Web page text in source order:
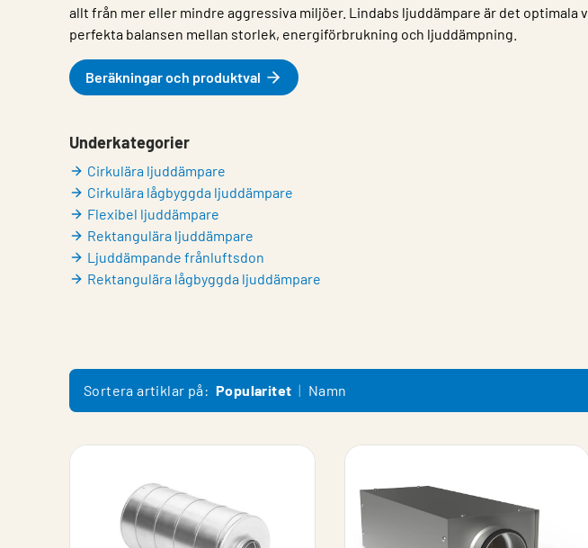
allt från mer eller mindre aggressiva miljöer. Lindabs ljuddämpare är det optimala
perfekta balansen mellan storlek, energiförbrukning och ljuddämpning.
Beräkningar och produktval
Underkategorier
Cirkulära ljuddämpare
Cirkulära lågbyggda ljuddämpare
Flexibel ljuddämpare
Rektangulära ljuddämpare
Ljuddämpande frånluftsdon
Rektangulära lågbyggda ljuddämpare
Sortera artiklar på: Popularitet Namn